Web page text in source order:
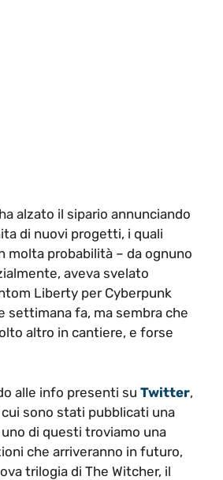
ha alzato il sipario annunciando
di nuovi progetti, i quali
molta probabilità – da ognuno
aveva svelato
Liberty per Cyberpunk
settimana fa, ma sembra che
altro in cantiere, e forse
alle info presenti su Twitter,
sono stati pubblicati una
di questi troviamo una
che arriveranno in futuro,
trilogia di The Witcher, il